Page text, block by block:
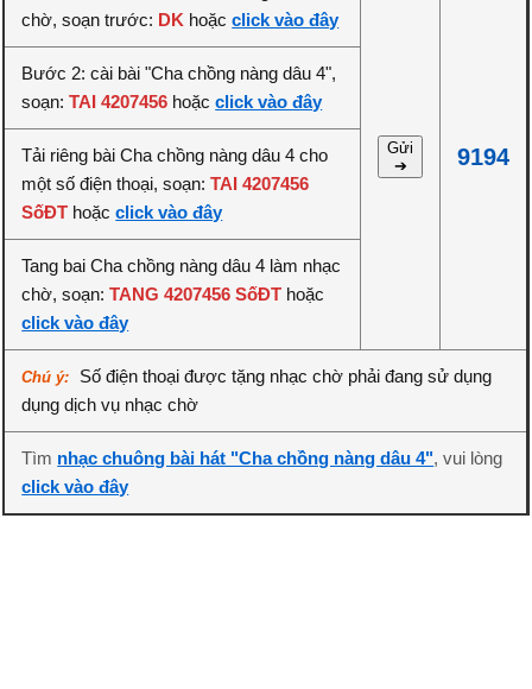
chờ, soạn trước: DK hoặcclick vào đây
Gửi
➔
9194
Bước 2: cài bài "Cha chồng nàng dâu 4",
soạn:TAI 4207456 hoặcclick vào đây
Tải riêng bài Cha chồng nàng dâu 4 cho
một số điện thoại, soạn:TAI 4207456
SốĐT hoặcclick vào đây
Tang bai Cha chồng nàng dâu 4 làm nhạc
chờ, soạn:TANG 4207456 SốĐT hoặc
click vào đây
Chú ý:
Số điện thoại được tặng nhạc chờ phải đang sử dụng
dụng dịch vụ nhạc chờ
Tìm nhạc chuông bài hát "Cha chồng nàng dâu 4", vui lòng
click vào đây